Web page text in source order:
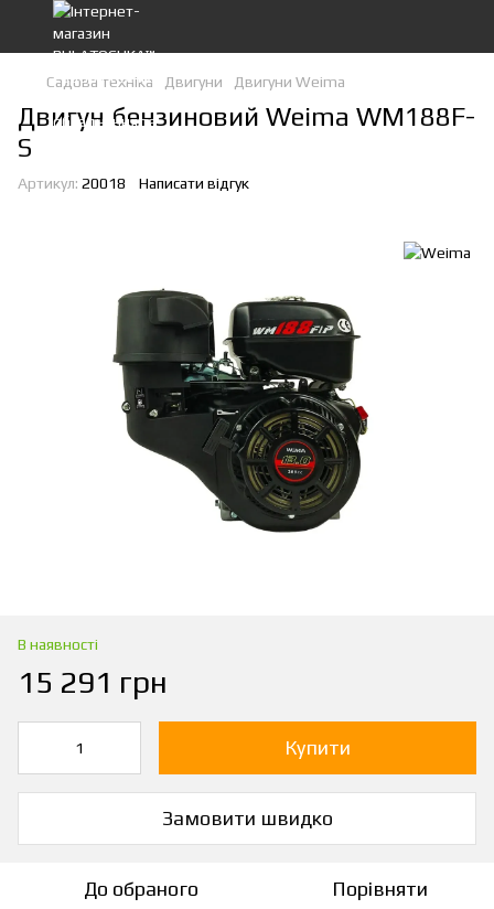
Садова техніка Двигуни Двигуни Weima
Двигун бензиновий Weima WM188F-
S
Артикул: 20018 Написати відгук
В наявності
15 291 грн
Купити
Замовити швидко
До обраного Порівняти